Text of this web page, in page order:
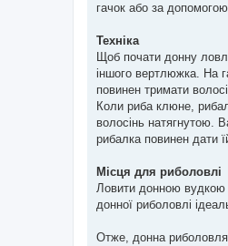
гачок або за
Техніка
Щоб почати донну
іншого вертлюжка. На
повинен тримати
Коли риба клюне,
волосінь натягнутою.
рибалка повинен дати
Місця для риболовлі
Ловити донною вудкою
донної риболовлі
Отже, донна риболовля